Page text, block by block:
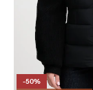
-50%